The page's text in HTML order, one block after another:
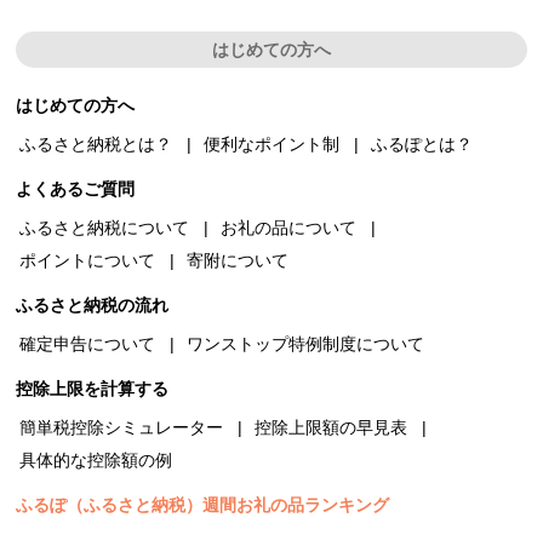
はじめての方へ
はじめての方へ
ふるさと納税とは？
便利なポイント制 ふるぽとは？
よくあるご質問
ふるさと納税について
お礼の品について
ポイントについて
寄附について
ふるさと納税の流れ
確定申告について
ワンストップ特例制度について
控除上限を計算する
簡単税控除シミュレーター
控除上限額の早見表
具体的な控除額の例
ふるぽ（ふるさと納税）週間お礼の品ランキング